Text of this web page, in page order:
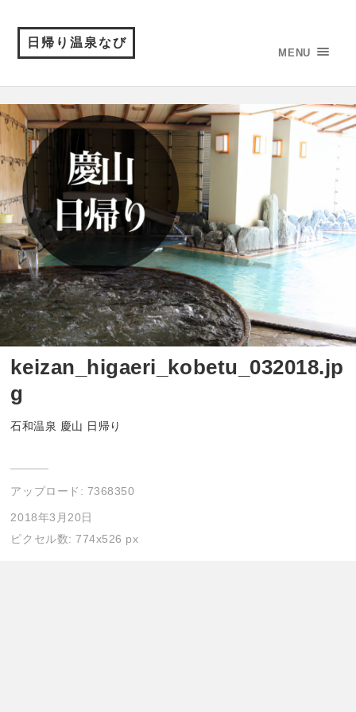
日帰り温泉なび
MENU
keizan_higaeri_kobetu_032018.jp
g
石和温泉 慶山 日帰り
アップロード: 7368350
2018年3月20日
ピクセル数: 774x526 px